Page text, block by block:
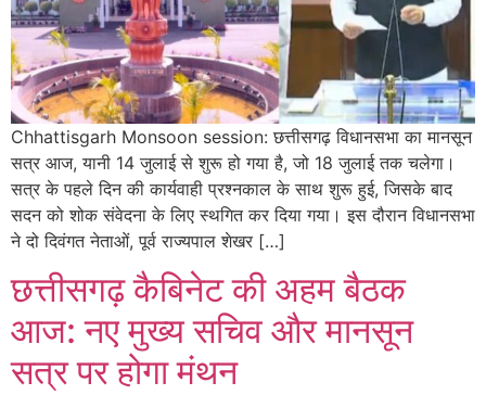
Chhattisgarh Monsoon session: छत्तीसगढ़ विधानसभा का मानसून
सत्र आज, यानी 14 जुलाई से शुरू हो गया है, जो 18 जुलाई तक चलेगा।
सत्र के पहले दिन की कार्यवाही प्रश्नकाल के साथ शुरू हुई, जिसके बाद
सदन को शोक संवेदना के लिए स्थगित कर दिया गया। इस दौरान विधानसभा
ने दो दिवंगत नेताओं, पूर्व राज्यपाल शेखर […]
छत्तीसगढ़ कैबिनेट की अहम बैठक
आज: नए मुख्य सचिव और मानसून
सत्र पर होगा मंथन